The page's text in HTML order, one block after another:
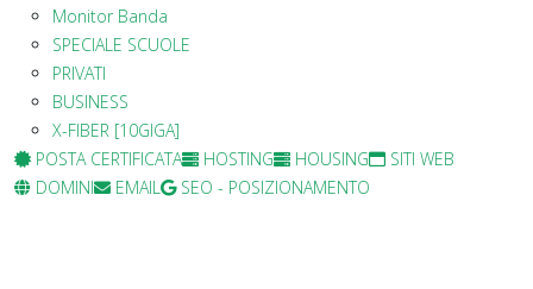
Monitor Banda
SPECIALE SCUOLE
PRIVATI
BUSINESS
X-FIBER [10GIGA]
POSTA CERTIFICATA HOSTING HOUSING
SITI WEB
DOMINI
EMAIL SEO - POSIZIONAMENTO